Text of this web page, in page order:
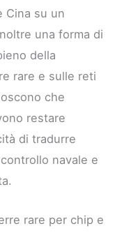
Cina su un
una forma di
della
rare e sulle reti
che
restare
di tradurre
navale e
rare per chip e